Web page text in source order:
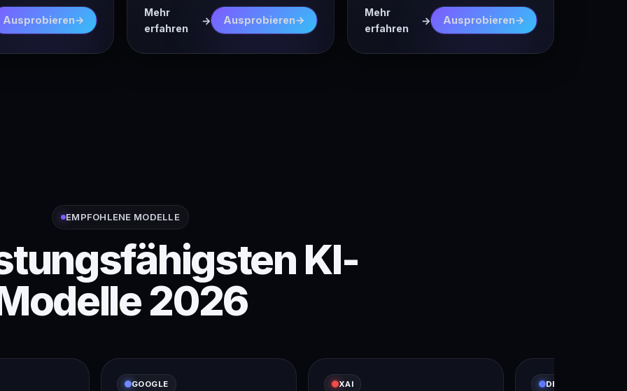
Ausprobieren
Mehr
erfahren
Ausprobieren
Ohne Anmeldung.
Mehr
erfahren
Ausprobieren
EMPFOHLENE MODELLE
KI-
2026
GOOGLE XAI DEEPSEEK